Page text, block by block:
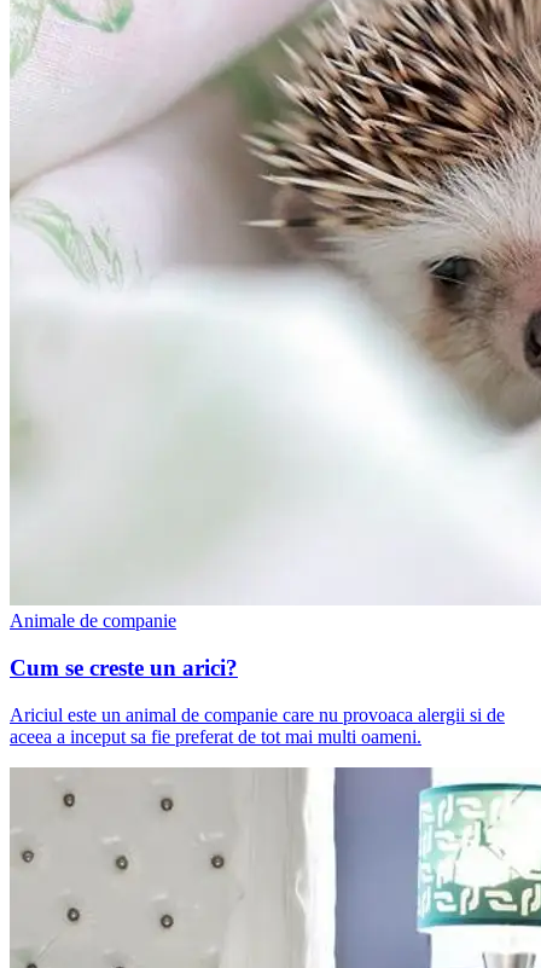
Animale de companie
Cum se creste un arici?
Ariciul este un animal de companie care nu provoaca alergii si de
aceea a inceput sa fie preferat de tot mai multi oameni.